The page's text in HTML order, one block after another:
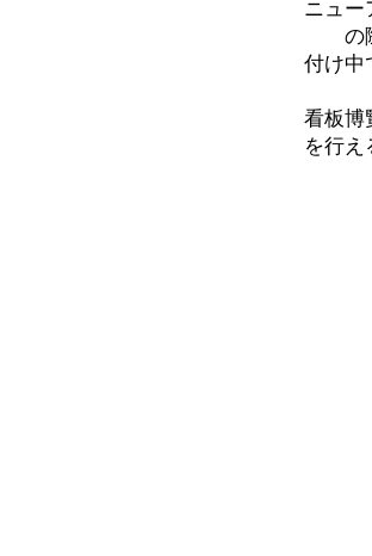
ニュー
の際
付け中
看板博
を行え